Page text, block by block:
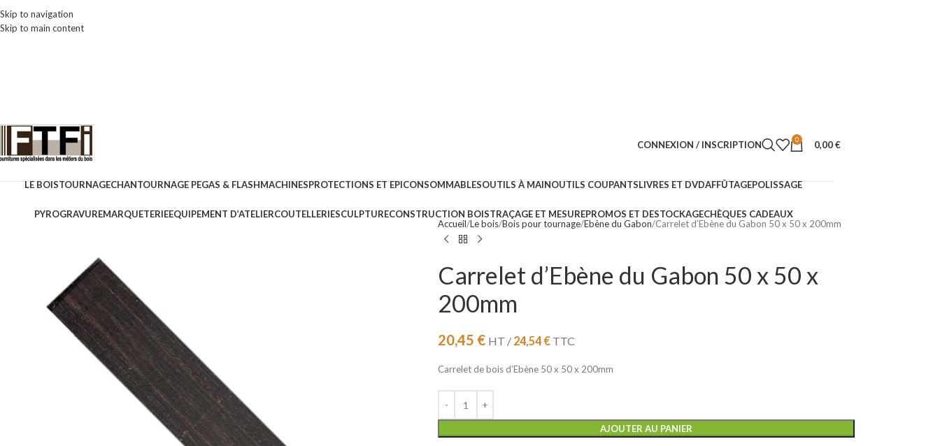
Skip to navigation
Skip to main content
CONNEXION / INSCRIPTION 0 0,00€
LE BOISTOURNAGECHANTOURNAGE PEGAS & FLASHMACHINESPROTECTIONS ET EPICONSOMMABLESOUTILS À MAINOUTILS COUPANTSLIVRES ET DVDAFFÛTAGEPOLISSAGE
PYROGRAVUREMARQUETERIEEQUIPEMENT D’ATELIERCOUTELLERIESCULPTURECONSTRUCTION BOISTRAÇAGE ET MESUREPROMOS ET DESTOCKAGECHÈQUES CADEAUX
Accueil Le bois Bois pour tournage Ebène du Gabon Carrelet d’Ebène du Gabon 50 x 50 x 200mm
Carrelet d’Ebène du Gabon 50 x 50 x
200mm
20,45 € HT / 24,54 €TTC
Carrelet de bois d’Ebène 50 x 50 x 200mm
AJOUTER AU PANIER